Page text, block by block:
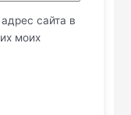
сайта в
моих